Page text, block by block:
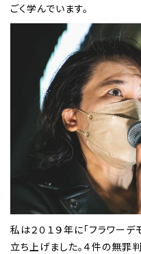
ごく学んでいます。
私は２０１９年に「フラワー
立ち上げました。４件の無罪